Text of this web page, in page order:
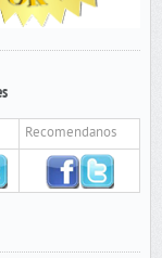
Recomendanos